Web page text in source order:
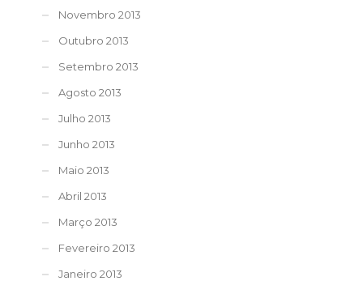
Novembro 2013
Outubro 2013
Setembro 2013
Agosto 2013
Julho 2013
Junho 2013
Maio 2013
Abril 2013
Março 2013
Fevereiro 2013
Janeiro 2013